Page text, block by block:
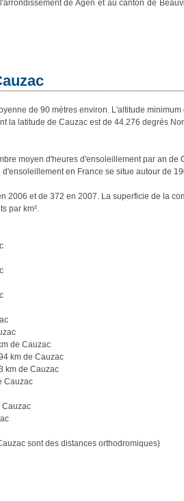
de Agen et au canton de
de 90 mètres environ. L'altitude minimum
la latitude de Cauzac est de 44.276 degrés
moyen d'heures d'ensoleillement par an de
en France se situe autour de
2006 et de 372 en 2007. La superficie de la
par km².
de Cauzac
km de Cauzac
km de Cauzac
Cauzac
sont des distances orthodromiques)